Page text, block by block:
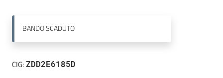
BANDOSCADUTO
CIG:ZDD2E6185D